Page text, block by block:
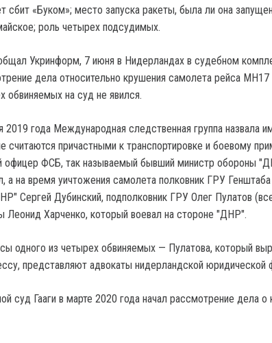
сбит «Буком»; место запуска ракеты, была ли она
роль четырех подсудимых.
Укринформ, 7 июня в Нидерландах в судебном
дела относительно крушения самолета рейса
обвиняемых на суд не явился.
2019 года Международная следственная группа назвала
считаются причастными к транспортировке и боевому
офицер ФСБ, так называемый бывший министр обороны
а на время уичтожения самолета полковник ГРУ
Сергей Дубинский, подполковник ГРУ Олег Пулатов
Леонид Харченко, который воевал на стороне "ДНР".
одного из четырех обвиняемых — Пулатова, который
представляют адвокаты нидерландской
суд Гааги в марте 2020 года начал рассмотрение дела